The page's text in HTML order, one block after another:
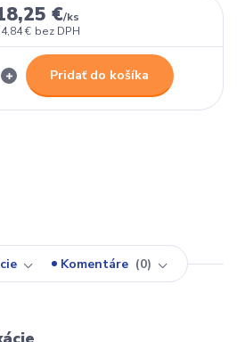
€/ks
€ bez DPH
Pridať do košíka
Komentáre 0